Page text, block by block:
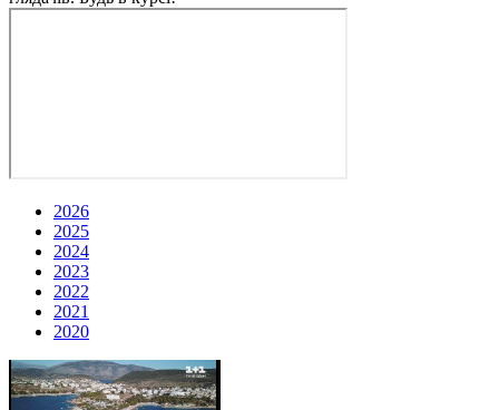
2026
2025
2024
2023
2022
2021
2020